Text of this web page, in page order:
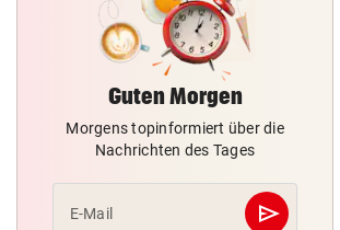
Guten Morgen
Morgens topinformiert über die
Nachrichten des Tages
E-Mail send
Abschicken